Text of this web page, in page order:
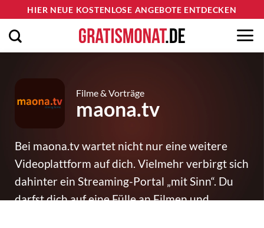
Inhalt
springen
HIER NEUE KOSTENLOSE ANGEBOTE ENTDECKEN
Filme & Vorträge
maona.tv
Bei maona.tv wartet nicht nur eine weitere
Videoplattform auf dich. Vielmehr verbirgt sich
dahinter ein Streaming-Portal „mit Sinn“. Du
darfst dich auf eine Fülle an Filmen und